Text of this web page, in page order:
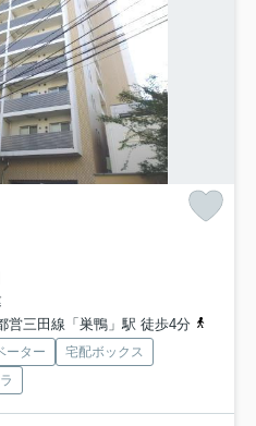
営三田線「巣鴨」駅 徒歩4分
ーター
宅配ボックス